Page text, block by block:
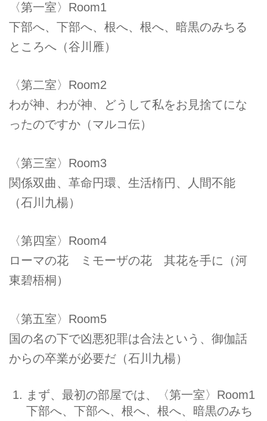
〈第一室〉Room1
下部へ、下部へ、根へ、根へ、暗黒のみちる
ところへ（谷川雁）
〈第二室〉Room2
わが神、わが神、どうして私をお見捨てにな
ったのですか（マルコ伝）
〈第三室〉Room3
関係双曲、革命円環、生活楕円、人間不能
（石川九楊）
〈第四室〉Room4
ローマの花 ミモーザの花 其花を手に（河
東碧梧桐）
〈第五室〉Room5
国の名の下で凶悪犯罪は合法という、御伽話
からの卒業が必要だ（石川九楊）
まず、最初の部屋では、〈第一室〉Room1
下部へ、下部へ、根へ、根へ、暗黒のみち